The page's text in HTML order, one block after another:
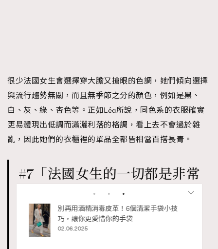
很少法國女生會選擇穿大膽又搶眼的色調，她們傾向選擇
與流行趨勢無關，而且無季節之分的顏色，例如是黑、
白、灰、綠、杏色等。正如Léa所說，同色系的衣服確實
更易體現出低調而瀟灑利落的格調，看上去不會過於雜
亂，因此她們的衣櫃裡的單品全都皆相當百搭長青。
#7「法國女生的一切都是非常
簡單、樸素的，但我們在意一
些小細節，例如包包或是鞋
子。」- Josephine De La
別再用酒精消毒皮革！6個清潔手袋小技
巧，讓你更愛惜你的手袋
02.06.2025